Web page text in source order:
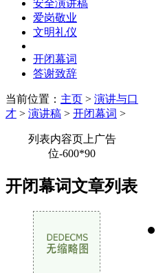
安全演讲稿
爱岗敬业
文明礼仪
开闭幕词
答谢致辞
当前位置： 主页 > 演讲与口
才 > 演讲稿 > 开闭幕词 >
列表内容页上广告
位-600*90
开闭幕词文章列表